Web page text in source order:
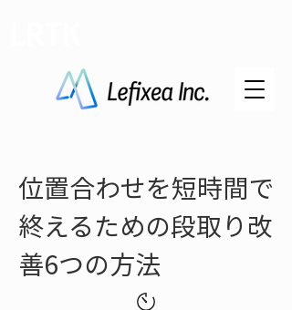
位置合わせを短時間で
終えるための段取り改
善6つの方法